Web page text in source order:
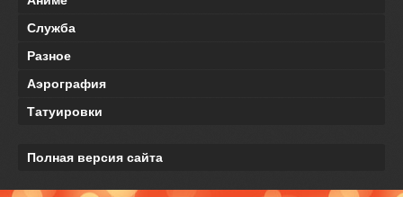
Служба
Разное
Аэрография
Татуировки
Полная версия сайта